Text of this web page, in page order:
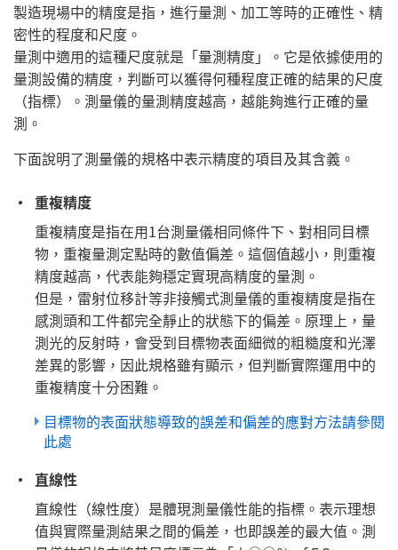
製造現場中的精度是指，進行量測、加工等時的正確性、精
密性的程度和尺度。
量測中適用的這種尺度就是「量測精度」。它是依據使用的
量測設備的精度，判斷可以獲得何種程度正確的結果的尺度
（指標）。測量儀的量測精度越高，越能夠進行正確的量
測。
下面說明了測量儀的規格中表示精度的項目及其含義。
重複精度
重複精度是指在用1台測量儀相同條件下、對相同目標
物，重複量測定點時的數值偏差。這個值越小，則重複
精度越高，代表能夠穩定實現高精度的量測。
但是，雷射位移計等非接觸式測量儀的重複精度是指在
感測頭和工件都完全靜止的狀態下的偏差。原理上，量
測光的反射時，會受到目標物表面細微的粗糙度和光澤
差異的影響，因此規格雖有顯示，但判斷實際運用中的
重複精度十分困難。
目標物的表面狀態導致的誤差和偏差的應對方法請參閱
此處
直線性
直線性（線性度）是體現測量儀性能的指標。表示理想
值與實際量測結果之間的偏差，也即誤差的最大值。測